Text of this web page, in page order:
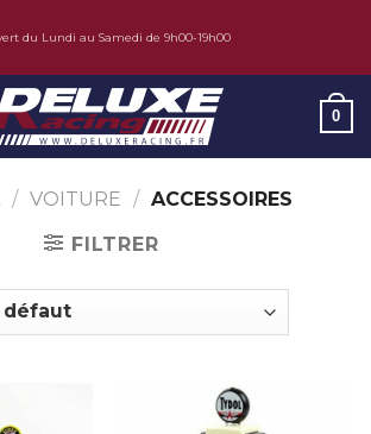
du Lundi au Samedi de 9h00-19h00
0
/ VOITURE / ACCESSOIRES
FILTRER